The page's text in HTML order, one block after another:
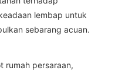
lembap untuk
sebarang acuan.
rumah persaraan,